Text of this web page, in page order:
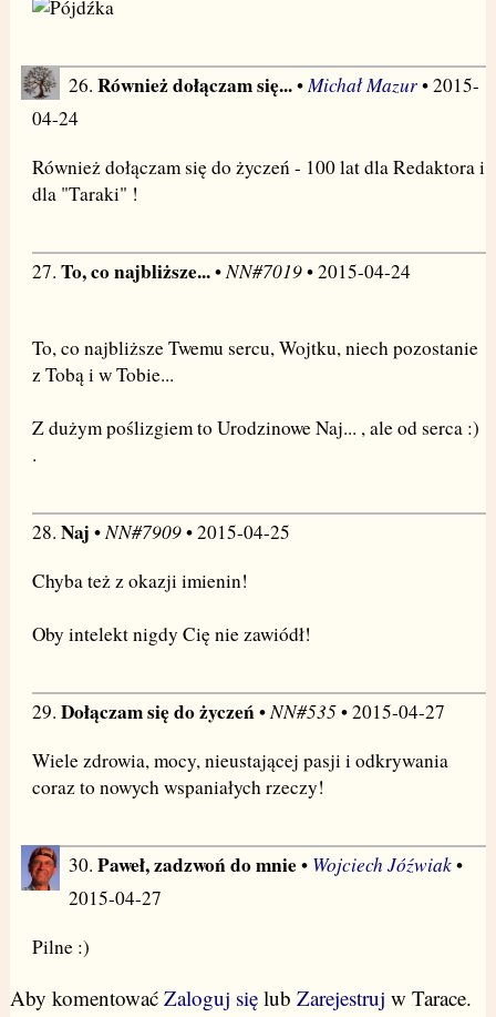
26. Również dołączam się...•Michał Mazur• 2015-
04-24
Również dołączam się do życzeń - 100 lat dla Redaktora i
dla "Taraki" !
27. To, co najbliższe...•NN#7019• 2015-04-24
To, co najbliższe Twemu sercu, Wojtku, niech pozostanie
z Tobą i w Tobie...
Z dużym poślizgiem to Urodzinowe Naj... , ale od serca :)
.
28. Naj • NN#7909• 2015-04-25
Chyba też z okazji imienin!
Oby intelekt nigdy Cię nie zawiódł!
29. Dołączam się do życzeń•NN#535• 2015-04-27
Wiele zdrowia, mocy, nieustającej pasji i odkrywania
coraz to nowych wspaniałych rzeczy!
30. Paweł, zadzwoń do mnie• Wojciech Jóźwiak•
2015-04-27
Pilne :)
Aby komentować Zaloguj sięlub Zarejestruj w Tarace.